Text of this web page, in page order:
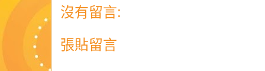
沒有留言:
張貼留言